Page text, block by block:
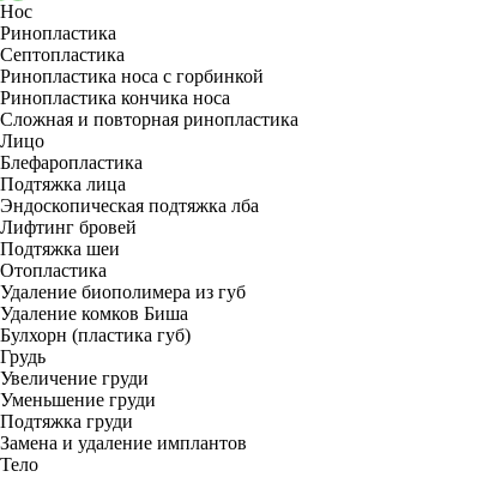
Нос
Ринопластика
Септопластика
Ринопластика носа с горбинкой
Ринопластика кончика носа
Сложная и повторная ринопластика
Лицо
Блефаропластика
Подтяжка лица
Эндоскопическая подтяжка лба
Лифтинг бровей
Подтяжка шеи
Отопластика
Удаление биополимера из губ
Удаление комков Биша
Булхорн (пластика губ)
Грудь
Увеличение груди
Уменьшение груди
Подтяжка груди
Замена и удаление имплантов
Тело